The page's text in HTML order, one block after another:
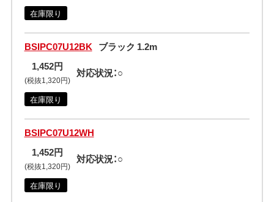
在庫限り
BSIPC07U12BK ブラック 1.2m
1,452円
(税抜1,320円)
対応状況：○
在庫限り
BSIPC07U12WH
1,452円
(税抜1,320円)
対応状況：○
在庫限り